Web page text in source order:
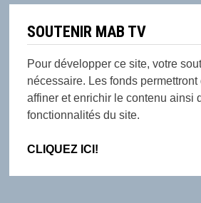
SOUTENIR MAB TV
Pour développer ce site, votre
nécessaire. Les fonds permettront
affiner et enrichir le contenu ainsi
fonctionnalités du site.
CLIQUEZ ICI!